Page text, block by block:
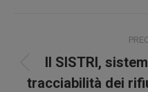
Il SISTRI,
tracciabilità dei